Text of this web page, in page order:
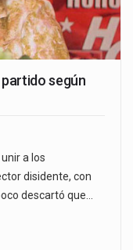
según
a los
disidente, con
descartó que…